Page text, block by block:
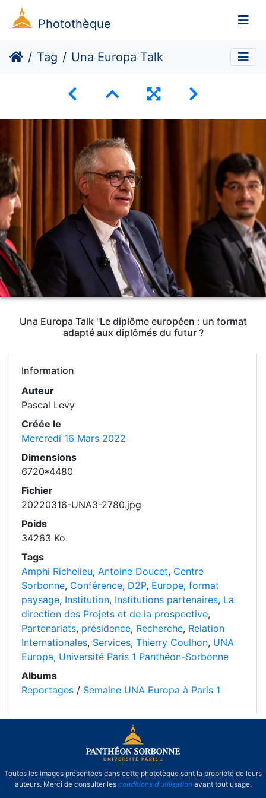
Photothèque
Tag Una Europa Talk
Una Europa Talk "Le diplôme européen : un format
adapté aux diplômés du futur ?
Information
Auteur
Pascal Levy
Créée le
Mercredi 16 Mars 2022
Dimensions
6720*4480
Fichier
20220316-UNA3-2780.jpg
Poids
34263 Ko
Tags
Amphi Richelieu, Antoine Doucet, Centre
Sorbonne, Conférence, D2P, Europe, format
paysage, Institution, Institutions partenaires, La
direction des Projets et de la prospective,
Partenariats, présidence, Recherche, Relation
Internationales, Services, Thierry Coulhon, UNA
Europa, Université Paris 1 Panthéon-Sorbonne
Albums
Reportages / Semaine UNA Europa à Paris 1
Toutes les images présentées dans cette phototèque sont la propriété de leurs
auteurs. Merci de consulter les conditions d'utilisationavant tout usage.